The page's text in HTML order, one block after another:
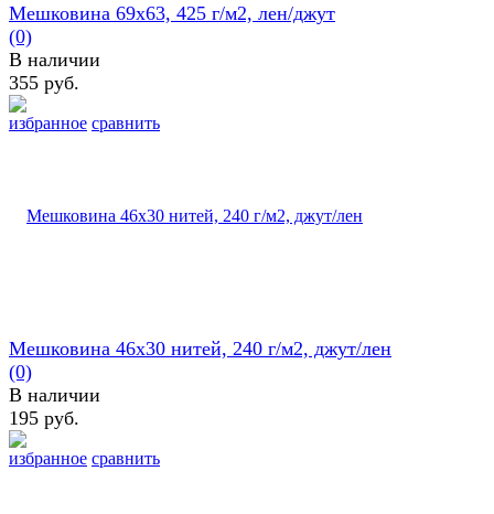
избранное сравнить
Мешковина 69х63, 425 г/м2, лен/джут
(0)
В наличии
355 руб.
избранное сравнить
Мешковина 46х30 нитей, 240 г/м2, джут/лен
(0)
В наличии
195 руб.